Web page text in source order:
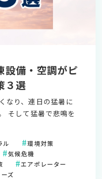
設備・空調がピ
３選
なり、連日の猛暑に
そして猛暑で悲鳴を
ル
環境対策
気候危機
エアポレーター
ズ